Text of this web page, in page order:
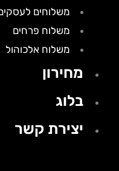
משלוחים לעסקים
משלוח פרחים
משלוח אלכוהול
מחירון
בלוג
יצירת קשר